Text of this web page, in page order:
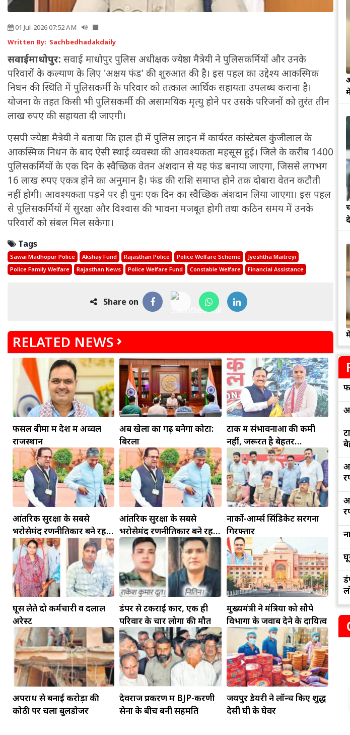
01 Jul-2026 07:52 AM
Written By: Sachbedhadakdaily
सवाईमाधोपुर: सवाई माधोपुर पुलिस अधीक्षक ज्येष्ठा मैत्रेयी ने पुलिसकर्मियों और उनके
परिवारों के कल्याण के लिए 'अक्षय फंड' की शुरुआत की है। इस पहल का उद्देश्य आकस्मिक
निधन की स्थिति में पुलिसकर्मी के परिवार को तत्काल आर्थिक सहायता उपलब्ध कराना है।
योजना के तहत किसी भी पुलिसकर्मी की असामयिक मृत्यु होने पर उसके परिजनों को तुरंत तीन
लाख रुपए की सहायता दी जाएगी।
एसपी ज्येष्ठा मैत्रेयी ने बताया कि हाल ही में पुलिस लाइन में कार्यरत कांस्टेबल कुंजीलाल के
आकस्मिक निधन के बाद ऐसी स्थाई व्यवस्था की आवश्यकता महसूस हुई। जिले के करीब 1400
पुलिसकर्मियों के एक दिन के स्वैच्छिक वेतन अंशदान से यह फंड बनाया जाएगा, जिससे लगभग
16 लाख रुपए एकत्र होने का अनुमान है। फंड की राशि समाप्त होने तक दोबारा वेतन कटौती
नहीं होगी। आवश्यकता पड़ने पर ही पुनः एक दिन का स्वैच्छिक अंशदान लिया जाएगा। इस पहल
से पुलिसकर्मियों में सुरक्षा और विश्वास की भावना मजबूत होगी तथा कठिन समय में उनके
परिवारों को संबल मिल सकेगा।
Tags
Sawai Madhopur Police Akshay Fund Rajasthan Police Police Welfare Scheme
Jyeshtha Maitreyi
Police Family Welfare
Rajasthan News Police Welfare Fund Constable Welfare Financial Assistance
Share on
RELATED NEWS
फसल बीमा में देश में अव्वल
राजस्थान
अब खेलों का गढ़ बनेगा कोटा:
बिरला
टोंक में संभावनाओं की कमी
नहीं, जरूरत है बेहतर
इंफ्रास्ट्रक्चर की
आंतरिक सुरक्षा के सबसे
भरोसेमंद रणनीतिकार बने रहेंगे
गोविंद मोहन
आंतरिक सुरक्षा के सबसे
भरोसेमंद रणनीतिकार बने रहेंगे
गोविंद मोहन
नार्को-आर्म्स सिंडिकेट सरगना
गिरफ्तार
घूस लेते दो कर्मचारी व दलाल
अरेस्ट
डंपर से टकराई कार, एक ही
परिवार के चार लोगों की मौत
मुख्यमंत्री ने मंत्रियों को सौपे
विभागों के जवाब देने के दायित्व
अपराध से बनाई करोड़ों की
कोठी पर चला बुलडोजर
देवराज प्रकरण में BJP-करणी
सेना के बीच बनी सहमति
जयपुर डेयरी ने लॉन्च किए शुद्ध
देसी घी के घेवर
धनु
बड़ी डील हाथ लग सकती
मकर
सुखद पलों की प्राप्ति होगी। फिजूल के खर्चे बढ़ेंगे,
सुख सुविधाओं में इजाफा होगा।
कुंभ
धनलाभ के अवसरों में वृद्धि के साथ
पर काम करते रहे।